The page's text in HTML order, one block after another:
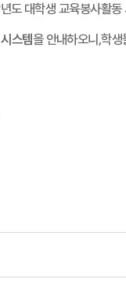
도 대학생 교육봉사활동
스템을 안내하오니 ,학생